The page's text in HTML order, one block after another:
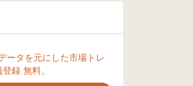
ータを元にした市場トレ
録 無料。